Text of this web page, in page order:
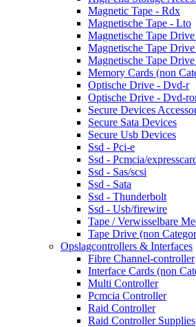
Magnetic Tape - Rdx
Magnetische Tape - Lto
Magnetische Tape
Magnetische Tape
Magnetische Tape
Memory Cards (non
Optische Drive - Dvd-r
Optische Drive - Dvd-
Secure Devices
Secure Sata Devices
Secure Usb Devices
Ssd - Pci-e
Ssd - Pcmcia/
Ssd - Sas/scsi
Ssd - Sata
Ssd - Thunderbolt
Ssd - Usb/firewire
Tape / Verwisselbare
Tape Drive (non
Opslagcontrollers & Interfaces
Fibre Channel-controller
Interface Cards (non
Multi Controller
Pcmcia Controller
Raid Controller
Raid Controller Supplies